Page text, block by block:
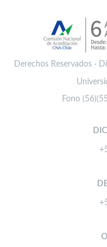
Derechos Reservados ·
Fono